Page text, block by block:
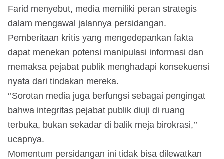
Farid menyebut, media memiliki peran strategis
dalam mengawal jalannya persidangan.
Pemberitaan kritis yang mengedepankan fakta
dapat menekan potensi manipulasi informasi dan
memaksa pejabat publik menghadapi konsekuensi
nyata dari tindakan mereka.
‘’Sorotan media juga berfungsi sebagai pengingat
bahwa integritas pejabat publik diuji di ruang
terbuka, bukan sekadar di balik meja birokrasi,’’
ucapnya.
Momentum persidangan ini tidak bisa dilewatkan